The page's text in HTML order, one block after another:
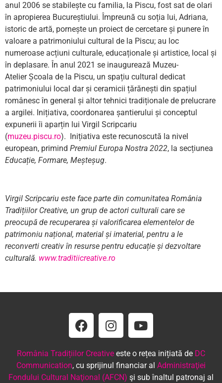
anul 2006 se stabilește cu familia, la Piscu, fost sat de olari
în apropierea Bucureștiului. Împreună cu soția lui, Adriana,
istoric de artă, pornește un proiect de cercetare și punere în
valoare a patrimoniului cultural de la Piscu; au loc
numeroase acțiuni culturale, educaționale și artistice, local și
în deplasare. În anul 2021 se inaugurează Muzeu-
Atelier Școala de la Piscu, un spațiu cultural dedicat
patrimoniului local dar și ceramicii țărănești din spațiul
românesc în general și altor tehnici tradiționale de prelucrare
a argilei. Inițiativa, coordonarea șantierului și conceptul
expunerii îi aparțin lui Virgil Scripcariu
(muzeu.piscu.ro). Inițiativa este recunoscută la nivel
european, primind Premiul Europa Nostra 2022, la secțiunea
Educație, Formare, Meșteșug.
Virgil Scripcariu este face parte din comunitatea România
Tradițiilor Creative, un grup de actori culturali care se
preocupă de recuperarea și valorificarea elementelor de
patrimoniu național, material și imaterial, pentru a le
reconverti creativ în resurse pentru educație și dezvoltare
culturală. www.traditiicreative.ro
România Tradițiilor Creative este o rețea inițiată de DC
Communication, cu sprijinul financiar al Administraţiei
Fondului Cultural Naţional (AFCN) şi sub înaltul patronaj al